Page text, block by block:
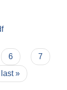
6
7
last »